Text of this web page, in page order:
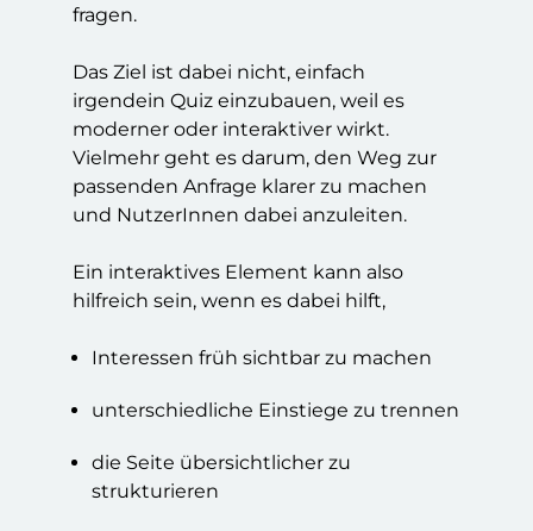
fragen.
Das Ziel ist dabei nicht, einfach
irgendein Quiz einzubauen, weil es
moderner oder interaktiver wirkt.
Vielmehr geht es darum, den Weg zur
passenden Anfrage klarer zu machen
und NutzerInnen dabei anzuleiten.
Ein interaktives Element kann also
hilfreich sein, wenn es dabei hilft,
Interessen früh sichtbar zu machen
unterschiedliche Einstiege zu trennen
die Seite übersichtlicher zu
strukturieren